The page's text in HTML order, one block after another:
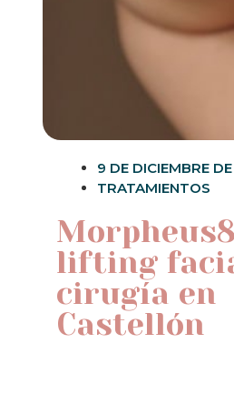
9 DE DICIEMBRE
TRATAMIENTOS
lifting
cirugía en
Castellón